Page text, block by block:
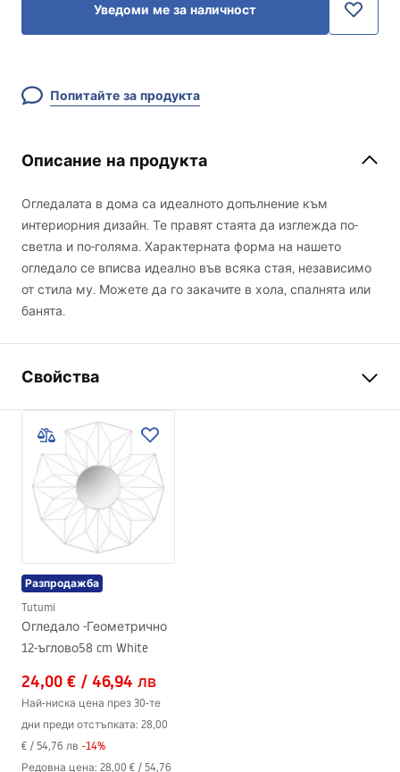
Уведоми ме за наличност
Попитайте за продукта
Описание на продукта
Огледалата в дома са идеалното допълнение към
интериорния дизайн. Те правят стаята да изглежда по-
светла и по-голяма. Характерната форма на нашето
огледало се вписва идеално във всяка стая, независимо
от стила му. Можете да го закачите в хола, спалнята или
банята.
Свойства
Височина
Ширина
LED осветление
Рамка
Цвят на рамката
Материал на рамката
Форма
Против запотяване
Гаранция
Разпродажба
Tutumi
Огледало -Геометрично
12-ъглово58 cm White
24,00 € / 46,94 лв
Най-ниска цена през 30-те
дни преди отстъпката: 28,00
€ / 54,76 лв -14%
Редовна цена: 28,00 € / 54,76